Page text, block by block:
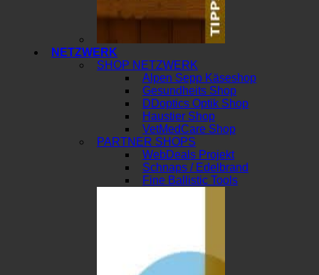
NETZWERK
SHOP NETZWERK
Alpen Sepp Käseshop
Gesundheits Shop
DDoptics Optik Shop
Haustier Shop
VetMedCare Shop
PARTNER SHOPS
WebDeals Projekt
Schnaps / Edelbrand
Fine Ballistic Tools